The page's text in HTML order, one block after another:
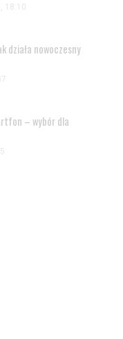
18:10
działa nowoczesny
– wybór dla